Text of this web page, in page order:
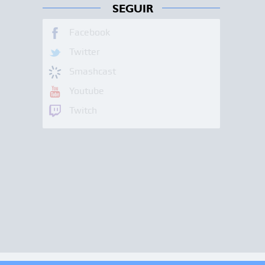
SEGUIR
Facebook
Twitter
Smashcast
Youtube
Twitch